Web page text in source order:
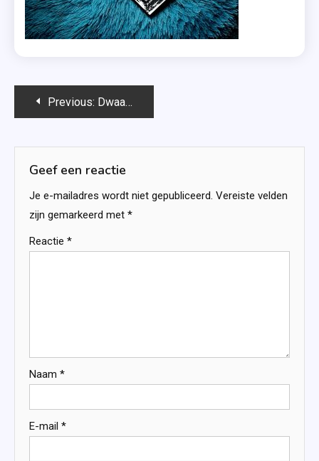
Bericht
Previous: Dwaalspoor – Suzanne Vermeer
Geef een reactie
Je e-mailadres wordt niet gepubliceerd. Vereiste velden
zijn gemarkeerd met *
Reactie *
Naam *
E-mail *